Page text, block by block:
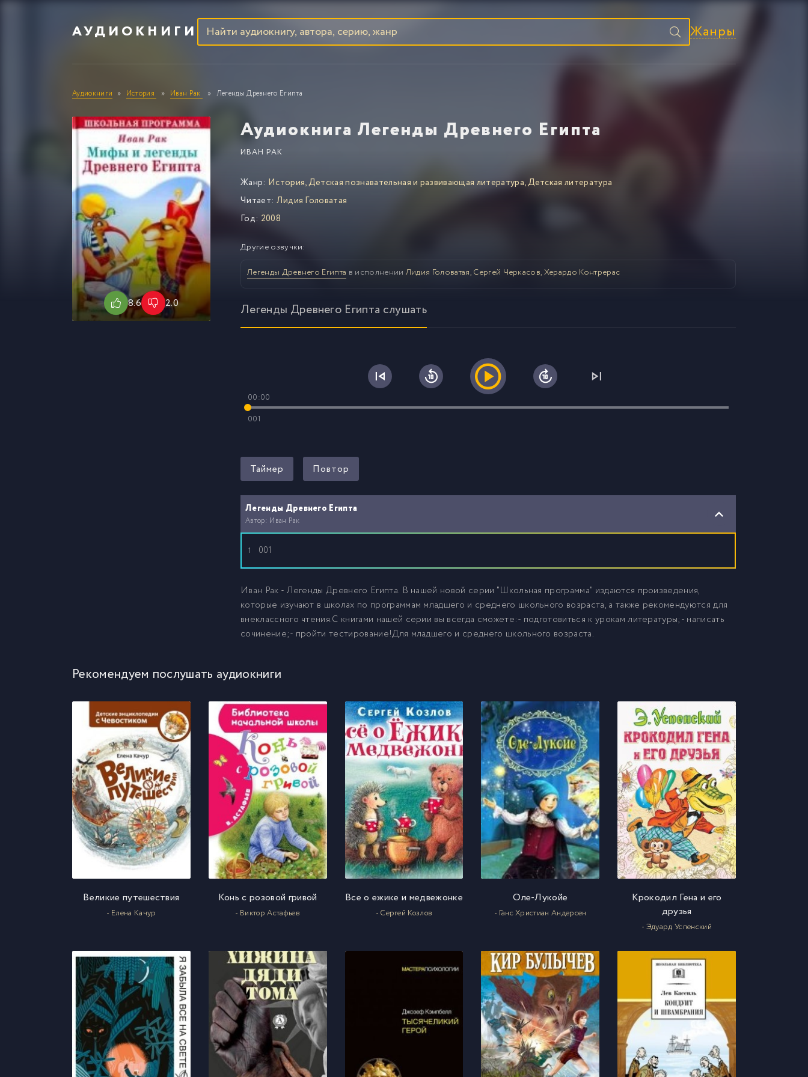
АУДИОКНИГИ Жанры
Аудиокниги История Иван Рак Легенды Древнего Египта
Аудиокнига Легенды Древнего Египта
ИВАН РАК
8.6 2.0
Жанр: История,Детская познавательная и развивающая литература,Детская литература
Читает: Лидия Головатая
Год: 2008
Другие озвучки:
Легенды Древнего Египта в исполнении Лидия Головатая, Сергей Черкасов, Херардо Контрерас
Легенды Древнего Египта слушать
00:00
001
Таймер Повтор
Легенды Древнего Египта
Автор: Иван Рак
1 001
Иван Рак - Легенды Древнего Египта. В нашей новой серии "Школьная программа" издаются произведения,
которые изучают в школах по программам младшего и среднего школьного возраста, а также рекомендуются для
внеклассного чтения.С книгами нашей серии вы всегда сможете:- подготовиться к урокам литературы;- написать
сочинение;- пройти тестирование!Для младшего и среднего школьного возраста.
Рекомендуем послушать аудиокниги
Великие путешествия
- Елена Качур
Конь с розовой гривой
- Виктор Астафьев
Все о ежике и медвежонке
- Сергей Козлов
Оле-Лукойе
- Ганс Христиан Андерсен
Крокодил Гена и его
друзья
- Эдуард Успенский